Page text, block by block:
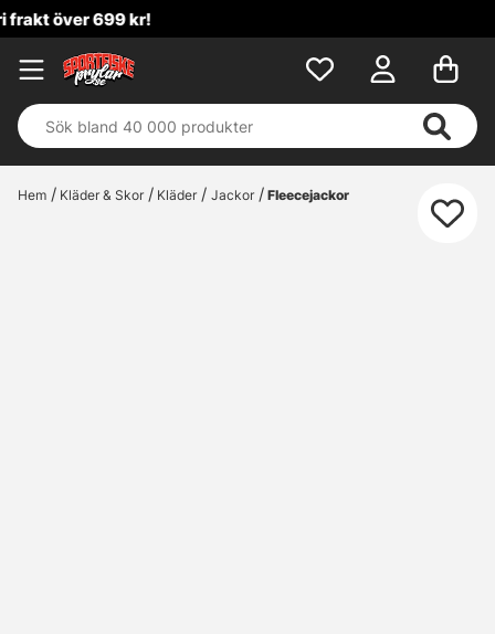
Hem Kläder & Skor Kläder Jackor Fleecejackor